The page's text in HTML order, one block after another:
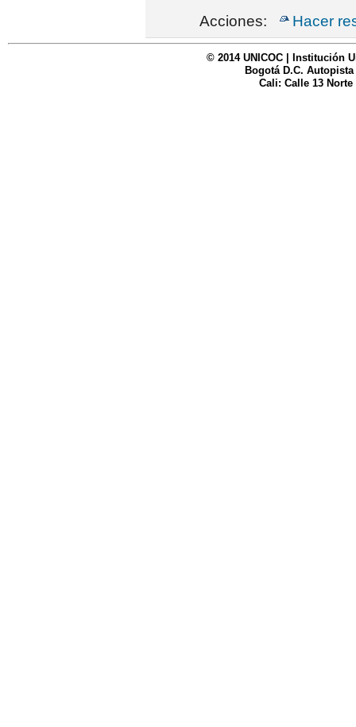
Acciones: Hacer
© 2014 UNICOC | Institución
Bogotá D.C. Autopista
Cali: Calle 13 Norte